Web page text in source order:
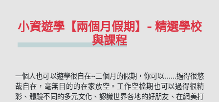
小資遊學【兩個月假期】- 精選學校
與課程
一個人也可以遊學很自在~二個月的假期，你可以......過得很悠
哉自在，毫無目的的在家放空。工作空檔期也可以過得很精
彩、體驗不同的多元文化、認識世界各地的好朋友、在網美打